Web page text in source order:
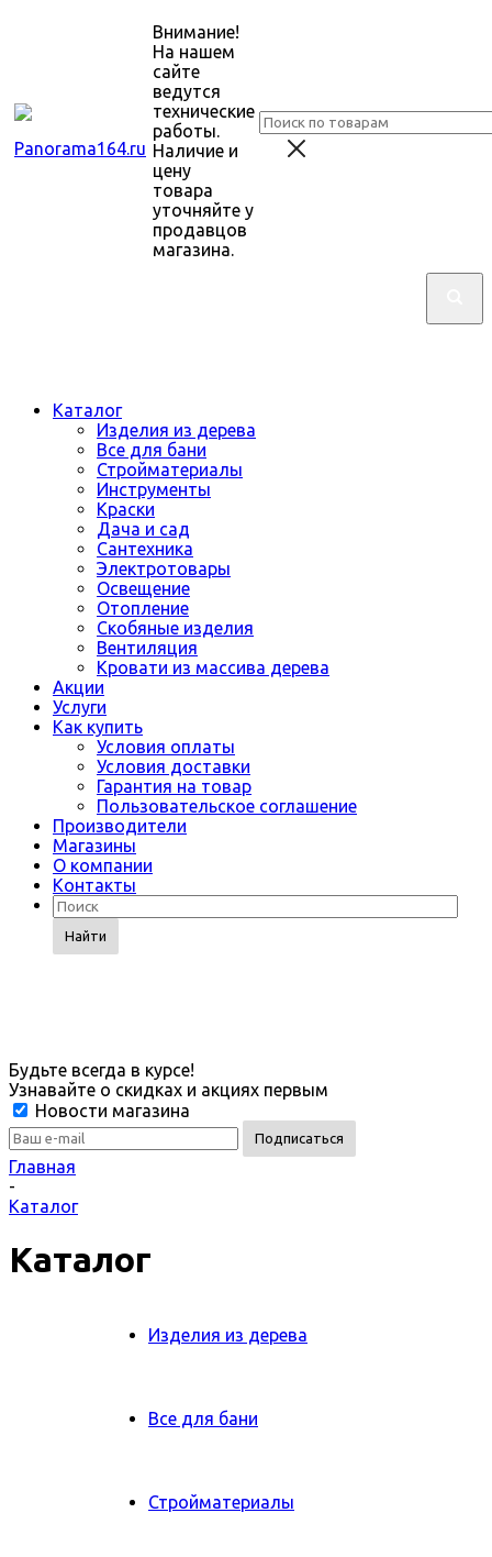
Внимание!
На нашем
сайте
ведутся
технические
работы.
Наличие и
цену
товара
уточняйте у
продавцов
магазина.
Каталог
Изделия из дерева
Все для бани
Стройматериалы
Инструменты
Краски
Дача и сад
Сантехника
Электротовары
Освещение
Отопление
Скобяные изделия
Вентиляция
Кровати из массива дерева
Акции
Услуги
Как купить
Условия оплаты
Условия доставки
Гарантия на товар
Пользовательское соглашение
Производители
Магазины
О компании
Контакты
Найти
Будьте всегда в курсе!
Узнавайте о скидках и акциях первым
Новости магазина
Главная
-
Каталог
Каталог
Изделия из дерева
Все для бани
Стройматериалы